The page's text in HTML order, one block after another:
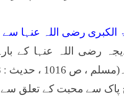
رضی اللہ عنہا
رضی اللہ عنہا کے
، حدیث : 6278)
کے تعلق سے 2 حدیثیں پڑھئے: